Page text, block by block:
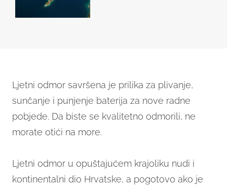
Ljetni odmor savršena je prilika za plivanje,
sunčanje i punjenje baterija za nove radne
pobjede. Da biste se kvalitetno odmorili, ne
morate otići na more.
Ljetni odmor u opuštajućem krajoliku nudi i
kontinentalni dio Hrvatske, a pogotovo ako je